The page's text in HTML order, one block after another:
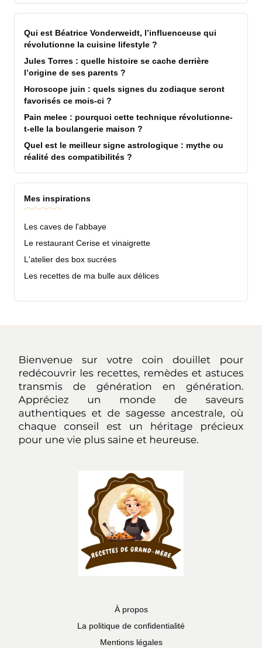
Qui est Béatrice Vonderweidt, l’influenceuse qui
révolutionne la cuisine lifestyle ?
Jules Torres : quelle histoire se cache derrière
l’origine de ses parents ?
Horoscope juin : quels signes du zodiaque seront
favorisés ce mois-ci ?
Pain melee : pourquoi cette technique révolutionne-
t-elle la boulangerie maison ?
Quel est le meilleur signe astrologique : mythe ou
réalité des compatibilités ?
Mes inspirations
Les caves de l'abbaye
Le restaurant Cerise et vinaigrette
L'atelier des box sucrées
Les recettes de ma bulle aux délices
À propos
La politique de confidentialité
Mentions légales